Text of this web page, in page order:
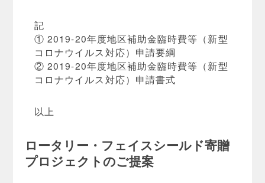
記
① 2019-20年度地区補助金臨時費等（新型
コロナウイルス対応）申請要綱
② 2019-20年度地区補助金臨時費等（新型
コロナウイルス対応）申請書式
以上
ロータリー・フェイスシールド寄贈
プロジェクトのご提案